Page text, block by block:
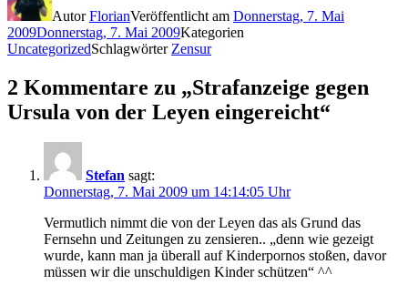
AutorFlorianVeröffentlicht am Donnerstag, 7. Mai
2009Donnerstag, 7. Mai 2009Kategorien
UncategorizedSchlagwörter Zensur
2 Kommentare zu „Strafanzeige gegen
Ursula von der Leyen eingereicht“
Stefan sagt:
Donnerstag, 7. Mai 2009 um 14:14:05 Uhr
Vermutlich nimmt die von der Leyen das als Grund das
Fernsehn und Zeitungen zu zensieren.. „denn wie gezeigt
wurde, kann man ja überall auf Kinderpornos stoßen, davor
müssen wir die unschuldigen Kinder schützen“ ^^